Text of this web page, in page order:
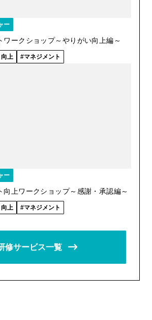
ー
ワークショップ～やりがい向上編～
上 マネジメント
ー
向上ワークショップ～感謝・承認編～
上 マネジメント
修サービス一覧